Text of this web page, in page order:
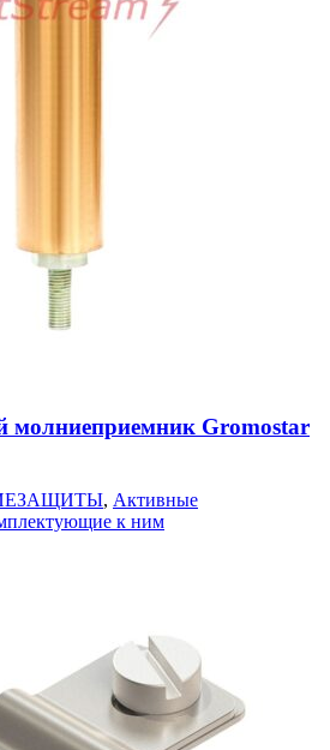
молниеприемник Gromostar
, Активные
к ним